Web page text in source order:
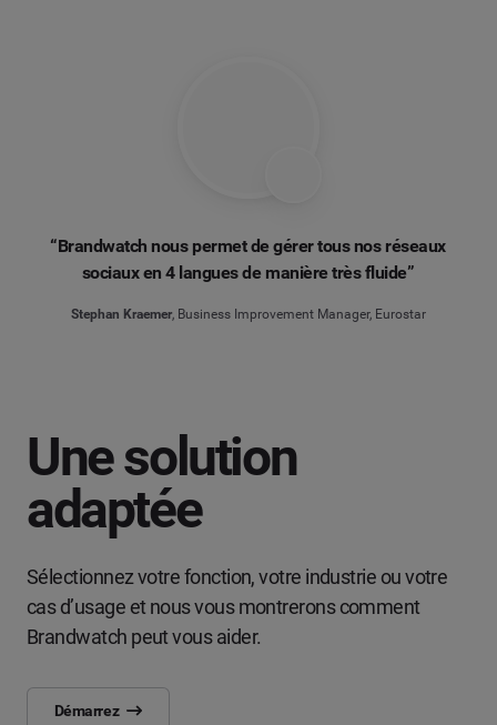
“Brandwatch nous permet de gérer tous nos réseaux
sociaux en 4 langues de manière très fluide”
Stephan Kraemer, Business Improvement Manager, Eurostar
Une solution
adaptée
Sélectionnez votre fonction, votre industrie ou votre
cas d’usage et nous vous montrerons comment
Brandwatch peut vous aider.
Démarrez